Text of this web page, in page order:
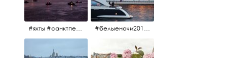
#яхты #санктпетербург #нева #белыеночи2012 #алыепаруса #алыепаруса2012#парусник#салют#фейерверк #белыеночи2012 #белыеночи #2012 #нева #санктпетербург #яхты